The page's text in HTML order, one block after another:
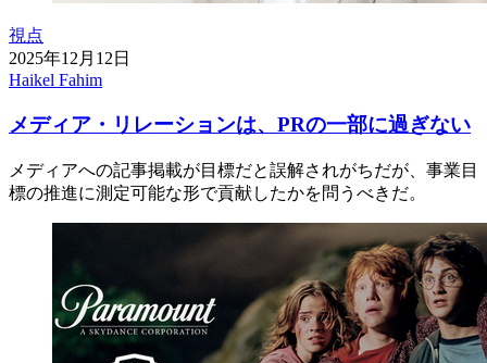
視点
2025年12月12日
Haikel Fahim
メディア・リレーションは、PRの一部に過ぎない
メディアへの記事掲載が目標だと誤解されがちだが、事業目
標の推進に測定可能な形で貢献したかを問うべきだ。